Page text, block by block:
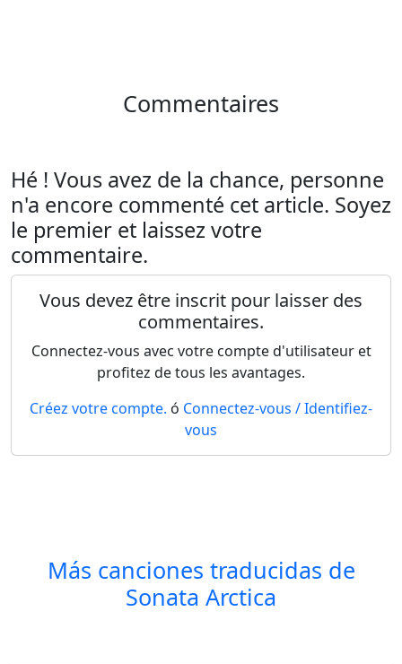
Commentaires
Hé ! Vous avez de la chance, personne
n'a encore commenté cet article. Soyez
le premier et laissez votre
commentaire.
Vous devez être inscrit pour laisser des
commentaires.
Connectez-vous avec votre compte d'utilisateur et
profitez de tous les avantages.
Créez votre compte. ó Connectez-vous / Identifiez-
vous
Más canciones traducidas de
Sonata Arctica